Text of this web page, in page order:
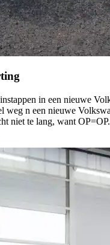
in een nieuwe
weg n een nieuwe
niet te lang, want OP=OP.